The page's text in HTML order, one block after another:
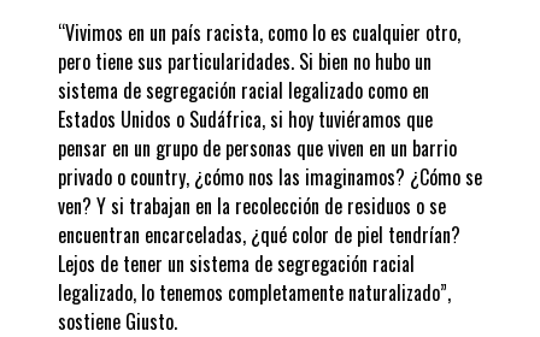
“Vivimos en un país racista, como lo es cualquier otro,
pero tiene sus particularidades. Si bien no hubo un
sistema de segregación racial legalizado como en
Estados Unidos o Sudáfrica, si hoy tuviéramos que
pensar en un grupo de personas que viven en un barrio
privado o country, ¿cómo nos las imaginamos? ¿Cómo se
ven? Y si trabajan en la recolección de residuos o se
encuentran encarceladas, ¿qué color de piel tendrían?
Lejos de tener un sistema de segregación racial
legalizado, lo tenemos completamente naturalizado”,
sostiene Giusto.